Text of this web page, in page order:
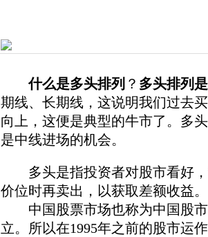
什么是多头排列 ？ 多头排列
期线、长期线，这说明我们过去
向上，这便是典型的牛市了。多
是中线进场的机会。
多头是指投资者对股市看好，
价位时再卖出，以获取差额收益。
中国股票市场也称为中国股市
立。所以在1995年之前的股市运